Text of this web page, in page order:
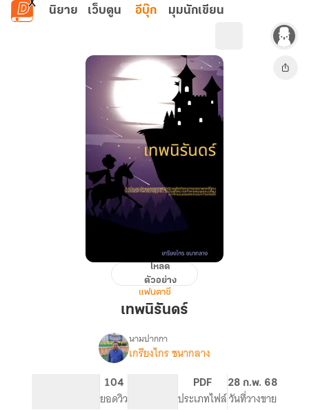
ข้ามไปยังเนื้อหาหลัก
นิยาย เว็บตูน อีบุ๊ก มุมนักเขียน
โหลด
ตัวอย่าง
แฟนตาซี
เทพนิรันดร์
เรื่อง
นามปากกา
เกรียงไกร ชนากลาง
104
ยอดวิว
PDF
ประเภทไฟล์
28 ก.พ. 68
วันที่วางขาย